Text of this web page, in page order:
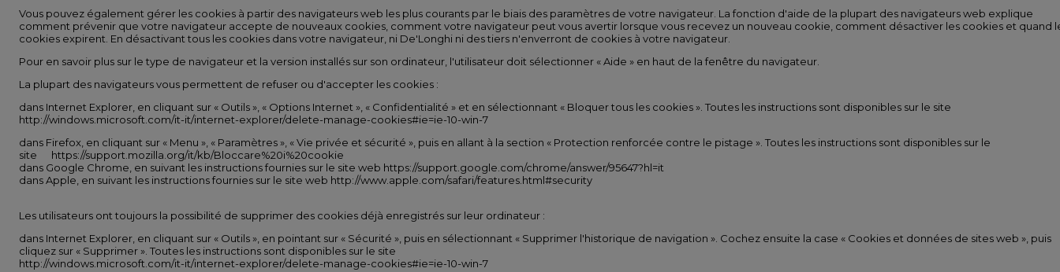
Vous pouvez également gérer les cookies à partir des navigateurs web les plus courants par le biais des paramètres de votre navigateur. La fonction d'aide de la plupart des navigateurs web explique
comment prévenir que votre navigateur accepte de nouveaux cookies, comment votre navigateur peut vous avertir lorsque vous recevez un nouveau cookie, comment désactiver les cookies et quand
cookies expirent. En désactivant tous les cookies dans votre navigateur, ni De'Longhi ni des tiers n'enverront de cookies à votre navigateur.
Pour en savoir plus sur le type de navigateur et la version installés sur son ordinateur, l'utilisateur doit sélectionner « Aide » en haut de la fenêtre du navigateur.
La plupart des navigateurs vous permettent de refuser ou d'accepter les cookies :
dans Internet Explorer, en cliquant sur « Outils », « Options Internet », « Confidentialité » et en sélectionnant « Bloquer tous les cookies ». Toutes les instructions sont disponibles sur le site
http://windows.microsoft.com/it-it/internet-explorer/delete-manage-cookies#ie=ie-10-win-7
dans Firefox, en cliquant sur « Menu », « Paramètres », « Vie privée et sécurité », puis en allant à la section « Protection renforcée contre le pistage ». Toutes les instructions sont disponibles sur le
site https://support.mozilla.org/it/kb/Bloccare%20i%20cookie
dans Google Chrome, en suivant les instructions fournies sur le site web https://support.google.com/chrome/answer/95647?hl=it
dans Apple, en suivant les instructions fournies sur le site web http://www.apple.com/safari/features.html#security
Les utilisateurs ont toujours la possibilité de supprimer des cookies déjà enregistrés sur leur ordinateur :
dans Internet Explorer, en cliquant sur « Outils », en pointant sur « Sécurité », puis en sélectionnant « Supprimer l'historique de navigation ». Cochez ensuite la case « Cookies et données de sites web », puis
cliquez sur « Supprimer ». Toutes les instructions sont disponibles sur le site
http://windows.microsoft.com/it-it/internet-explorer/delete-manage-cookies#ie=ie-10-win-7